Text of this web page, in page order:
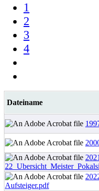
1
2
3
4
Dateiname
Aufsteiger.pdf